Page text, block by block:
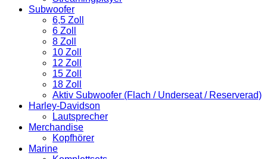
Subwoofer
6,5 Zoll
6 Zoll
8 Zoll
10 Zoll
12 Zoll
15 Zoll
18 Zoll
Aktiv Subwoofer (Flach / Underseat / Reserverad)
Harley-Davidson
Lautsprecher
Merchandise
Kopfhörer
Marine